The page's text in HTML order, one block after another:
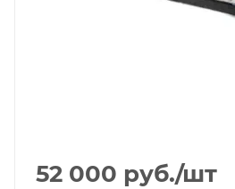
52 000 руб./шт